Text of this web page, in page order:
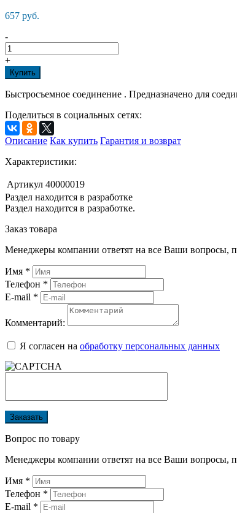
657 руб.
-
+
Купить
Быстросъемное соединение . Предназначено для
Поделиться в социальных сетях:
Описание Как купить Гарантия и возврат
Характеристики:
Артикул 40000019
Раздел находится в разработке
Раздел находится в разработке.
Заказ товара
Менеджеры компании ответят на все Ваши вопросы,
Имя *
Телефон *
E-mail *
Комментарий:
Я согласен на обработку персональных данных
Заказать
Вопрос по товару
Менеджеры компании ответят на все Ваши вопросы,
Имя *
Телефон *
E-mail *